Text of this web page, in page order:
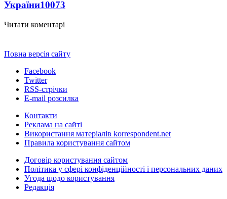
України10073
Читати коментарі
Повна версія сайту
Facebook
Twitter
RSS-стрічки
E-mail розсилка
Контакти
Реклама на сайті
Використання матеріалів korrespondent.net
Правила користування сайтом
Договір користування сайтом
Політика у сфері конфіденційності і персональних даних
Угода щодо користування
Редакція